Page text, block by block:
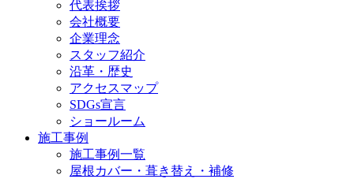
代表挨拶
会社概要
企業理念
スタッフ紹介
沿革・歴史
アクセスマップ
SDGs宣言
ショールーム
施工事例
施工事例一覧
屋根カバー・葺き替え・補修